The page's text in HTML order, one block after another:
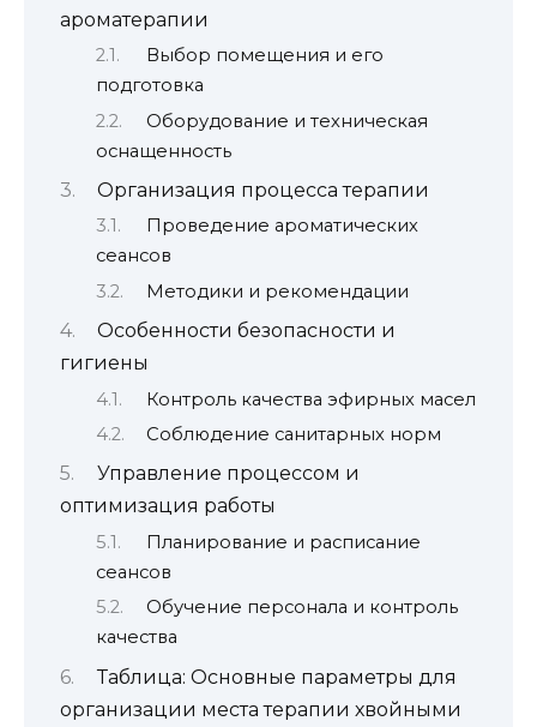
ароматерапии
Выбор помещения и его
подготовка
Оборудование и техническая
оснащенность
Организация процесса терапии
Проведение ароматических
сеансов
Методики и рекомендации
Особенности безопасности и
гигиены
Контроль качества эфирных масел
Соблюдение санитарных норм
Управление процессом и
оптимизация работы
Планирование и расписание
сеансов
Обучение персонала и контроль
качества
Таблица: Основные параметры для
организации места терапии хвойными